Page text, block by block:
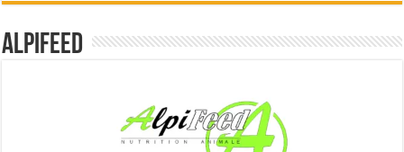
Alpifeed